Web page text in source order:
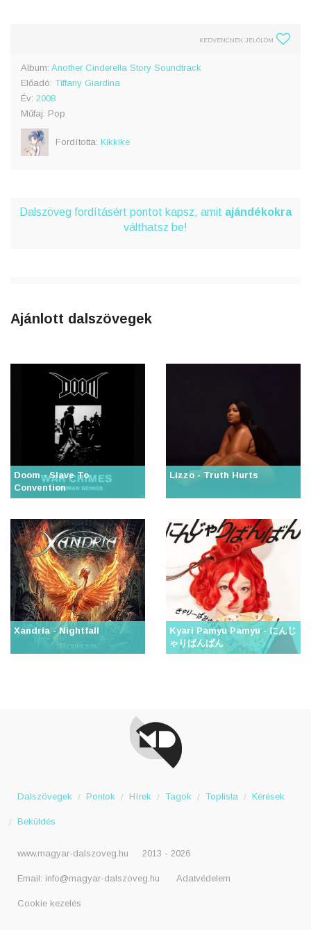
KEDVENCNEK JELÖLÖM
Album: Another Cinderella Story Soundtrack
Előadó: Tiffany Giardina
Év: 2008
Műfaj: Pop
Fordította: Kikkike
Dalszöveg fordításért pontot kapsz, amit ajándékokra
válthatsz be!
Ajánlott dalszövegek
Doom - Slave To
Convention
Lizzo - Truth Hurts
Xandria - Nightfall
Kyari Pamyu Pamyu - にんじ
ゃりばんばん
Dalszövegek Pontok Hírek Tagok Toplista Kérések
Beküldés
www.magyar-dalszoveg.hu 2013 - 2026
Email: info@magyar-dalszoveg.hu Adatvédelem
Cookie kezelés